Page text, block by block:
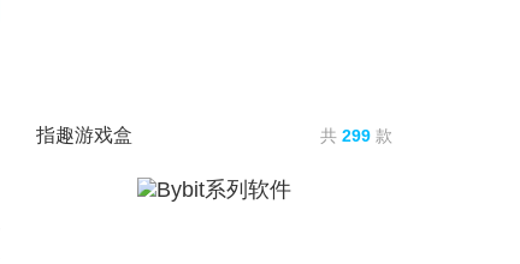
指趣游戏盒 共 299 款